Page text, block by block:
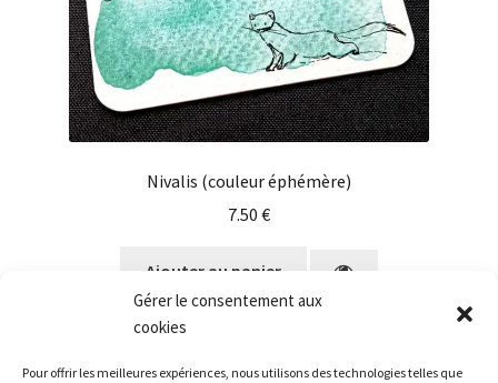
Gérer le consentement aux
cookies
Pour offrir les meilleures expériences, nous utilisons des technologies telles que
Nivalis (couleur éphémère)
7.50 €
Ajouter au panier